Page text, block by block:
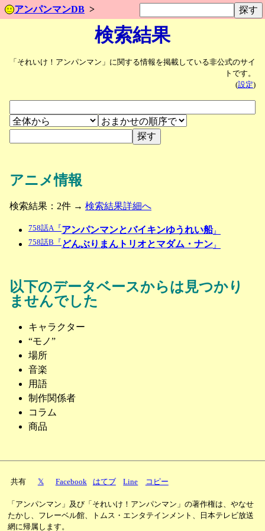
アンパンマンDB
検索結果
「それいけ！アンパンマン」に関する情報を掲載している非公式のサイ
トです。
(設定)
アニメ情報
検索結果：2件 → 検索結果詳細へ
758話A『 アンパンマンとバイキンゆうれい船』
758話B『 どんぶりまんトリオとマダム・ナン』
以下のデータベースからは見つかり
ませんでした
キャラクター
“モノ”
場所
音楽
用語
制作関係者
コラム
商品
共有 𝕏 Facebook はてブ Line コピー
「アンパンマン」及び「それいけ！アンパンマン」の著作権は、やなせ
たかし、フレーベル館、トムス・エンタテインメント、日本テレビ放送
網に帰属します。